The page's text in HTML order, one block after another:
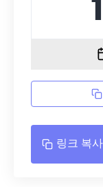
링크 복사